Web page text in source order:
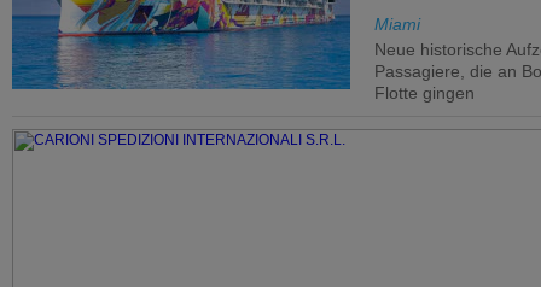
Miami
Neue historische
Passagiere, die an
Flotte gingen